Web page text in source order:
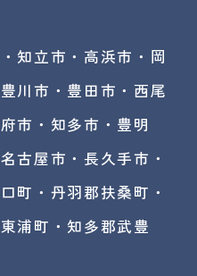
・知立市 ・高浜市・ 岡
川市・豊田市・西尾
市・知多市・豊明
名古屋市 ・長久手市・
町・丹羽郡扶桑町・
浦町・知多郡武豊